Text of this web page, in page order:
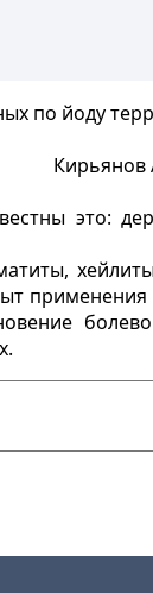
по йоду
Кирьянов
это:
применения